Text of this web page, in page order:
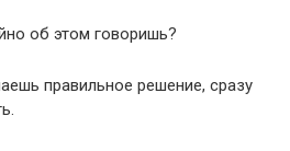
об этом говоришь?
правильное решение, сразу